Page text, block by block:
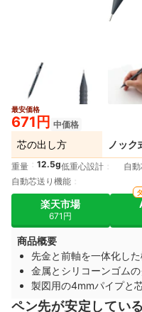
最安価格
671円 中価格
芯の出し方 ノック
重量 12.5g低重心設計 自
自動芯送り機能
楽天市場
671円
商品概要
先金と前軸を一体化し
金属とシリコーンゴム
製図用の4mmパイプと
ペン先が安定してい